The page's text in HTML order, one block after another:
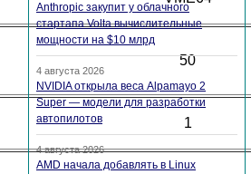
50
1
Anthropic закупит у облачного
стартапа Volta вычислительные
мощности на $10 млрд
4 августа 2026
NVIDIA открыла веса Alpamayo 2
Super — модели для разработки
автопилотов
4 августа 2026
AMD начала добавлять в Linux